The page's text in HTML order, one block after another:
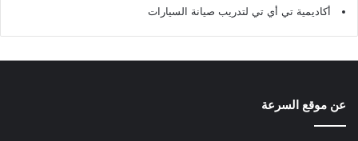
أكاديمية تي أي تي لتدريب صيانة السيارات
عن موقع السرعة